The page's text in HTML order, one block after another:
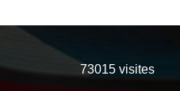
73015 visites